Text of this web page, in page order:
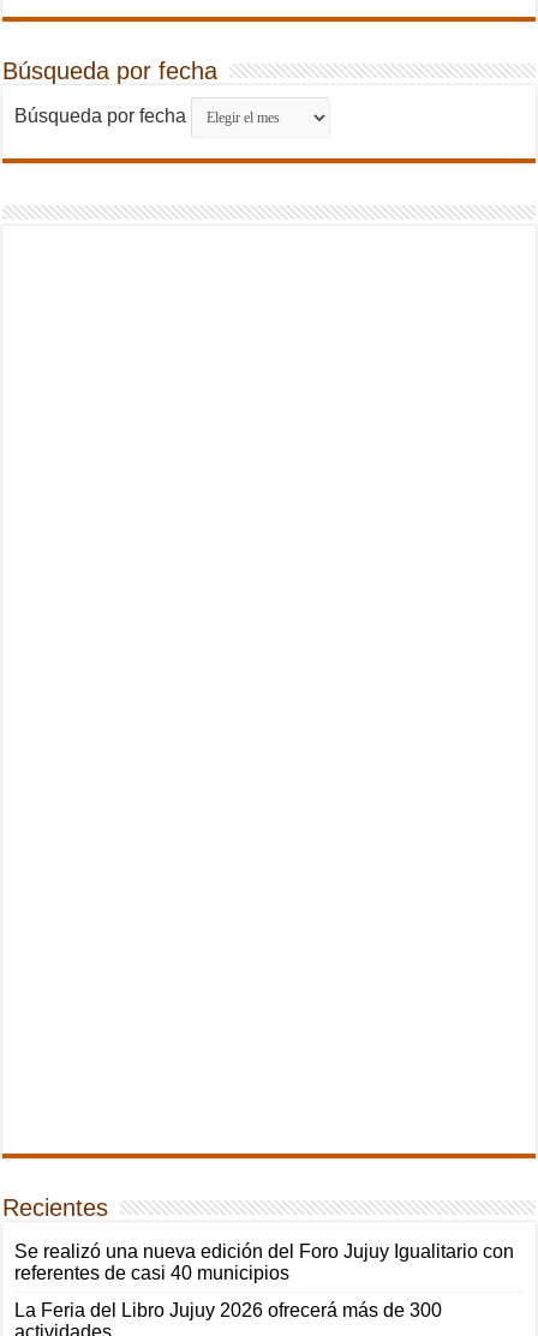
Búsqueda por fecha
Búsqueda por fecha
Recientes
Se realizó una nueva edición del Foro Jujuy Igualitario con
referentes de casi 40 municipios
La Feria del Libro Jujuy 2026 ofrecerá más de 300
actividades